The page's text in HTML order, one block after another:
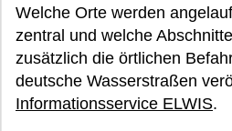
Welche Orte werden
zentral und welche
zusätzlich die örtlichen
deutsche Wasserstraßen
Informationsservice ELWIS.